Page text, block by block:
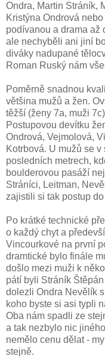
Ondra, Martin Stráník,
Kristýna Ondrová
podívanou a drama až
ale nechyběli ani jiní
diváky nadupané
Roman Ruský nám
Poměrně snadnou
většina mužů a žen.
těžší (ženy 7a, muži
Postupovou devítku
Ondrová, Vejmolová,
Kotrbová. U mužů se
posledních metrech,
boulderovou pasáží
Stráníci, Leitman,
zajistili si tak postup
Po krátké technické
o každý chyt a
Vincourkové na první
dramtické bylo finále
došlo mezi muži k
pátí byli Stráník
dolezli Ondra Nevělík
koho byste si asi typli
Oba nám spadli ze
a tak nezbylo nic
nemělo cenu dělat -
stejně.